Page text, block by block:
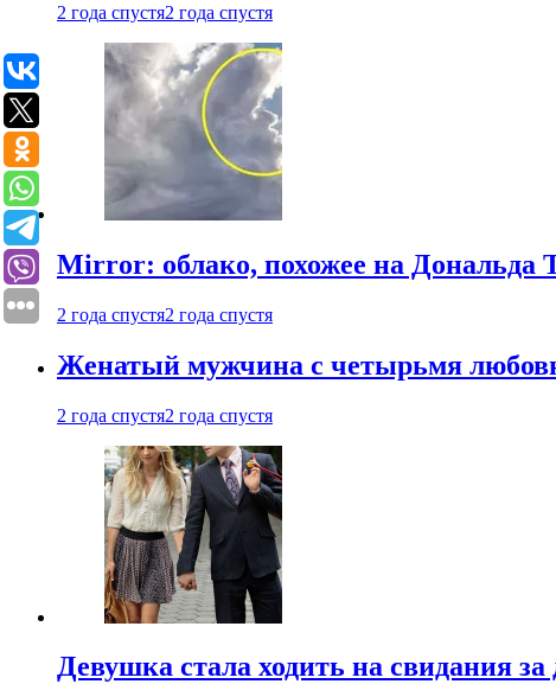
2 года спустя2 года спустя
Mirror: облако, похожее на Дональда
2 года спустя2 года спустя
Женатый мужчина с четырьмя
2 года спустя2 года спустя
Девушка стала ходить на свидания